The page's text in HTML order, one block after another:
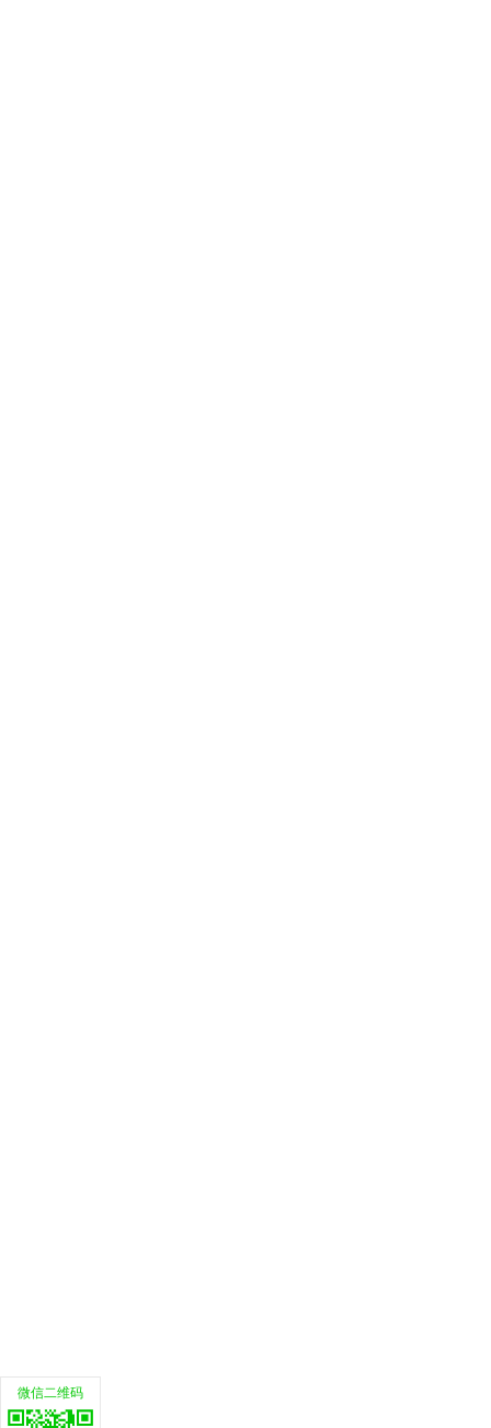
微信二维码